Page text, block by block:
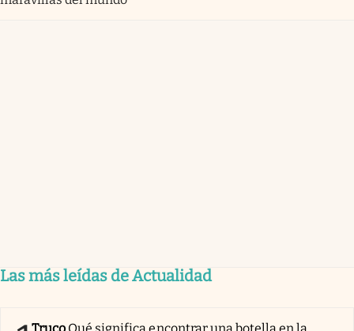
Las más leídas de Actualidad